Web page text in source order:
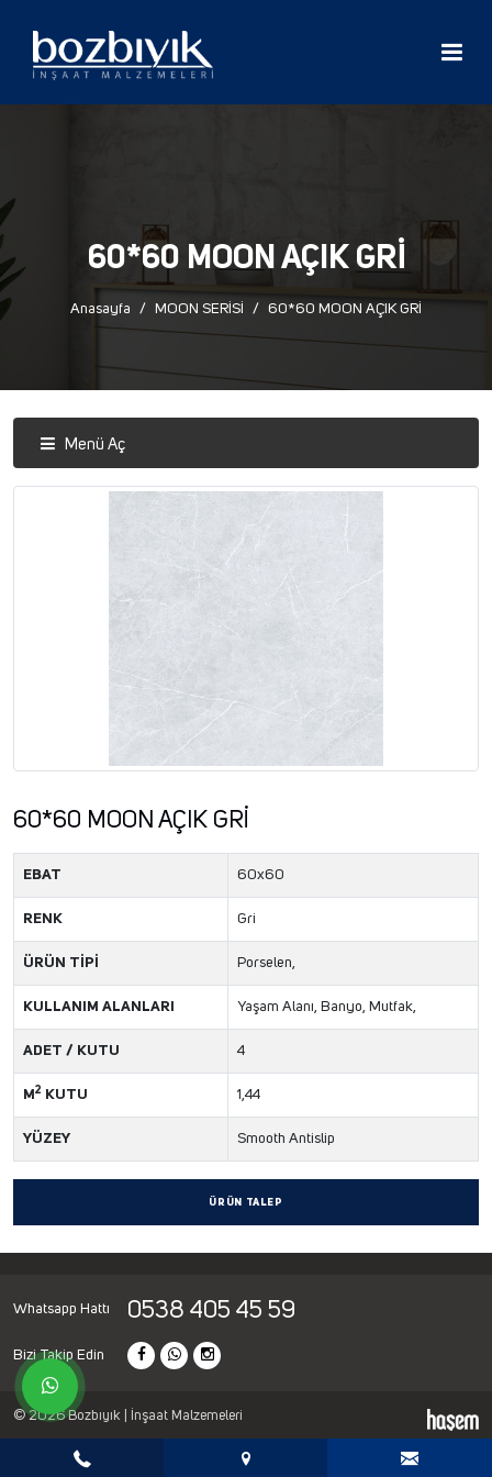
60*60 MOON AÇIK GRİ
Anasayfa MOON SERİSİ 60*60 MOON AÇIK GRİ
Menü Aç
60*60 MOON AÇIK GRİ
EBAT 60x60
RENK Gri
ÜRÜN TİPİ Porselen,
KULLANIM ALANLARI Yaşam Alanı, Banyo, Mutfak,
ADET / KUTU 4
M 2 KUTU 1,44
YÜZEY Smooth Antislip
ÜRÜN TALEP
Whatsapp Hattı 0538 405 45 59
Bizi Takip Edin
© 2026 Bozbıyık | İnşaat Malzemeleri